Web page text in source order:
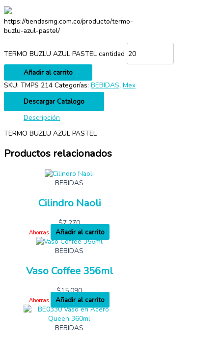
https://tiendasmg.com.co/producto/termo-
buzlu-azul-pastel/
TERMO BUZLU AZUL PASTEL cantidad
Añadir al carrito
SKU: TMPS 214 Categorías: BEBIDAS, Mex
Descargar Catalogo
Descripción
TERMO BUZLU AZUL PASTEL
Productos relacionados
BEBIDAS
Cilindro Naoli
$7,270
Ahorras
Añadir al carrito
BEBIDAS
Vaso Coffee 356ml
$15,090
Ahorras Añadir al carrito
BEBIDAS